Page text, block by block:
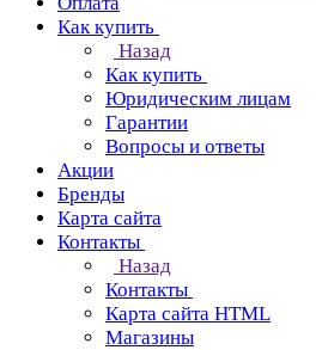
Как купить
Назад
Как купить
Юридическим лицам
Гарантии
Вопросы и ответы
Акции
Бренды
Карта сайта
Контакты
Назад
Контакты
Карта сайта HTML
Магазины